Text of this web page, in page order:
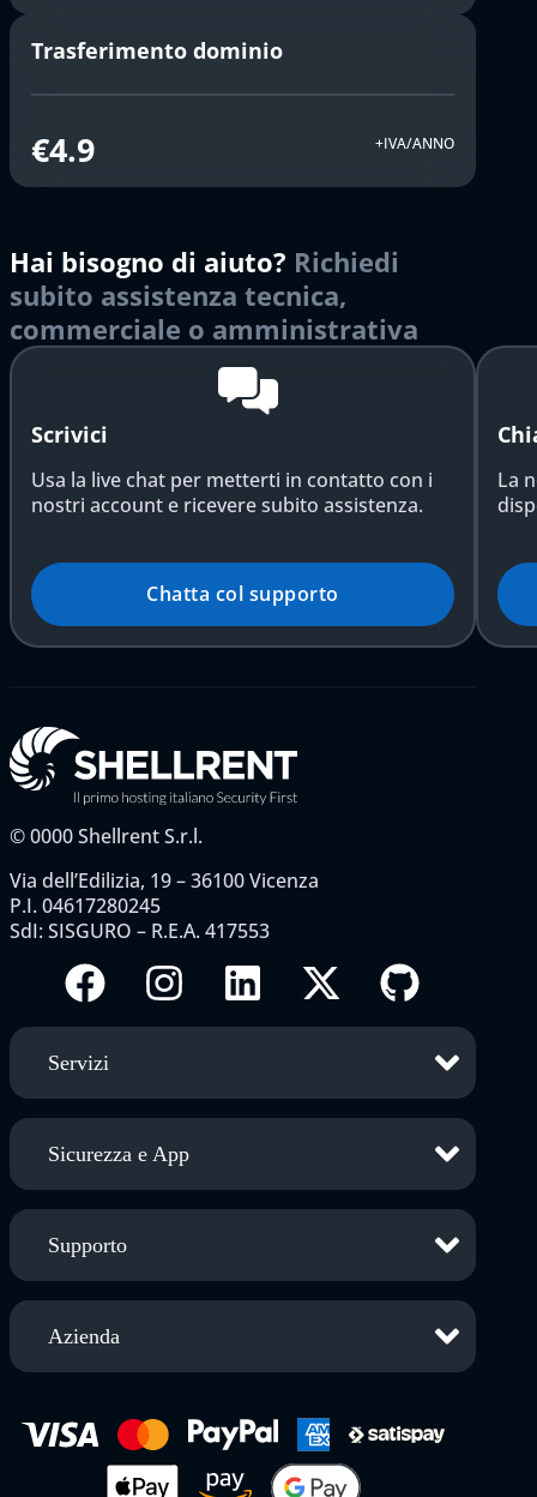
Trasferimento dominio
€4.9 +IVA/ANNO
Hai bisogno di aiuto? Richiedi
subito assistenza tecnica,
commerciale o amministrativa
Scrivici
Usa la live chat per metterti in contatto con i
nostri account e ricevere subito assistenza.
Chatta col supporto
La
©0000Shellrent S.r.l.
Via dell’Edilizia, 19 – 36100 Vicenza
P.I. 04617280245
SdI: SISGURO – R.E.A. 417553
Servizi
Sicurezza e App
Supporto
Azienda